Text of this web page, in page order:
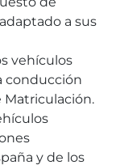
a sus
vehículos
conducción
y de los